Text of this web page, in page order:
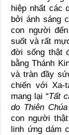
hiệp nhất các
bởi ánh sáng
con người
suốt và rất
đời sống thật
bằng Thánh
và tràn đầy
chiến với Xa-
mang lại “Tất
do Thiên
con người
linh ứng dám